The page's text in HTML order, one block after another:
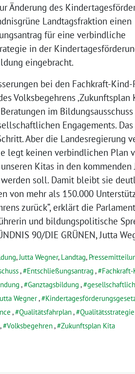
Änderung des
Landtagsfraktion einen
für eine verbindliche
in der
eingebracht.
bei den Fachkraft-
Volksbegehrens ‚Zukunftsplan
im
Engagements.
Aber die Landesregierung
legt keinen verbindlichen Plan
Kitas in den kommenden
soll. Damit bleibt sie
von mehr als 150.000
zurück“, erklärt die
und bildungspolitische
90/DIE GRÜNEN, Jutta
,Jutta Wegner, Landtag,
, Entschließungsantrag ,
, Ganztagsbildung ,
Wegner,
, Qualitätsfahrplan, Qualitätsstrategie
, Volksbegehren, Zukunftsplan Kita